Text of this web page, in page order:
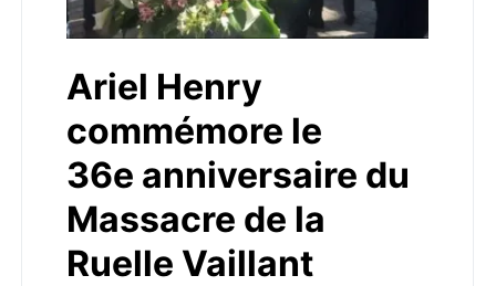
Ariel Henry
commémore le
36e anniversaire du
Massacre de la
Ruelle Vaillant